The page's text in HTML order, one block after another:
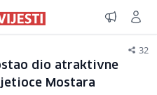
32
dio atraktivne
Mostara